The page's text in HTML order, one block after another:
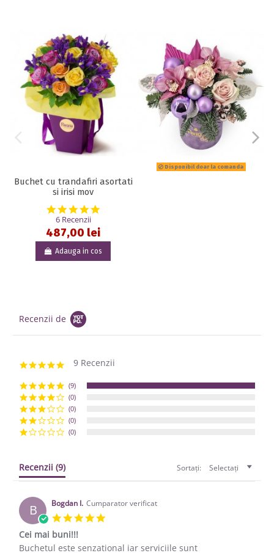
Buchet cu trandafiri asortati
si irisi mov
5.0 star rating
6 Recenzii
487,00 lei
Adauga in cos
Disponibil doar la comanda
Recenzii de
5.0 star rating
9 Recenzii
(9)
(0)
(0)
(0)
(0)
Recenzii (9) Sortați: Selectați
B Bogdan I. Cumparator verificat
Cei mai buni!!!
Review by Bogdan I. on 17 Mar 2021
review stating Cei mai buni!!!
Buchetul este senzational iar serviciile sunt